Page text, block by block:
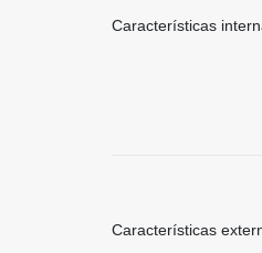
Características
Características